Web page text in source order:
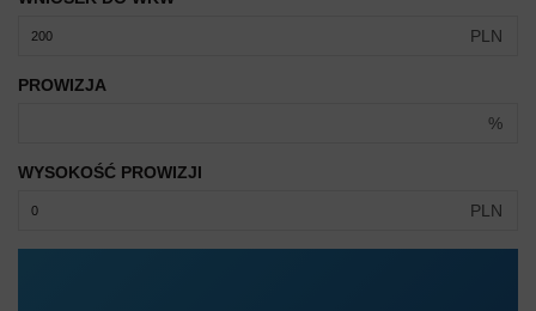
PLN
PROWIZJA
%
WYSOKOŚĆ PROWIZJI
PLN